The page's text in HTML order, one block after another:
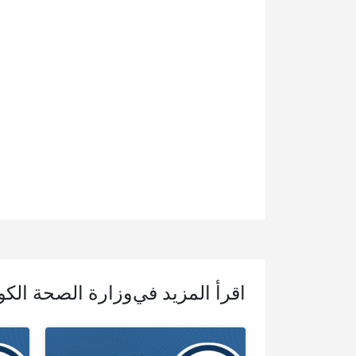
اقرأ المزيد فيوزارة الصحة